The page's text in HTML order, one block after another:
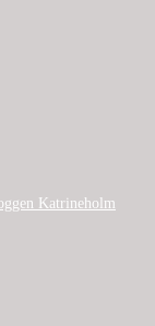
Katrineholm